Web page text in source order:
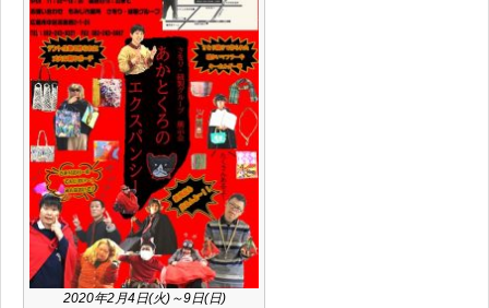
2020年2月4日(火)～9日(日)